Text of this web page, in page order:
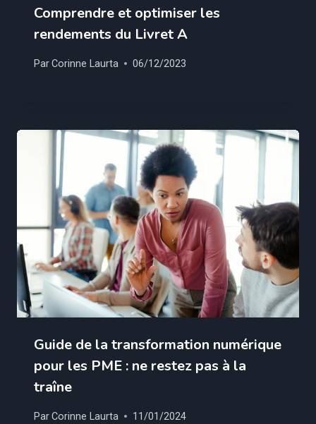
Comprendre et optimiser les
rendements du Livret A
ParCorinne Laurta 06/12/2023
Guide de la transformation numérique
pour les PME : ne restez pas à la
traîne
ParCorinne Laurta 11/01/2024